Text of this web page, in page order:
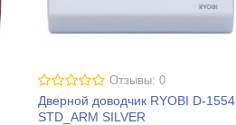
Отзывы: 0
Дверной доводчик RYOBI D-1554
STD_ARM SILVER